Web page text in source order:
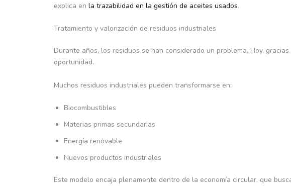
explica en la trazabilidad en la gestión de aceites usados.
Tratamiento y valorización de residuos industriales
Durante años, los residuos se han considerado un problema. Hoy,
oportunidad.
Muchos residuos industriales pueden transformarse en:
Biocombustibles
Materias primas secundarias
Energía renovable
Nuevos productos industriales
Este modelo encaja plenamente dentro de la economía circular, que